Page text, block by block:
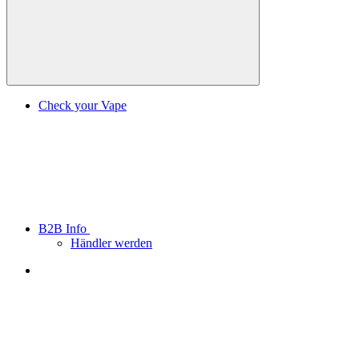
Check your Vape
B2B Info
Händler werden